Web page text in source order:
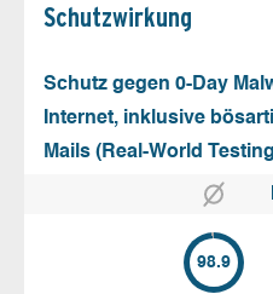
Schutz­wirkung
Schutz gegen 0-Day
Internet, inklusive
Mails (Real-World
98.9